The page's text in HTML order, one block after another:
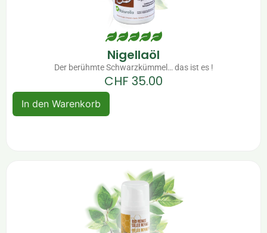
Nigellaöl
Der berühmte Schwarzkümmel… das ist es !
CHF 35.00
In den Warenkorb